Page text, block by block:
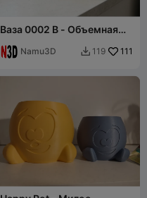
Ваза 0002 B - Объемная
Namu3D  119 111